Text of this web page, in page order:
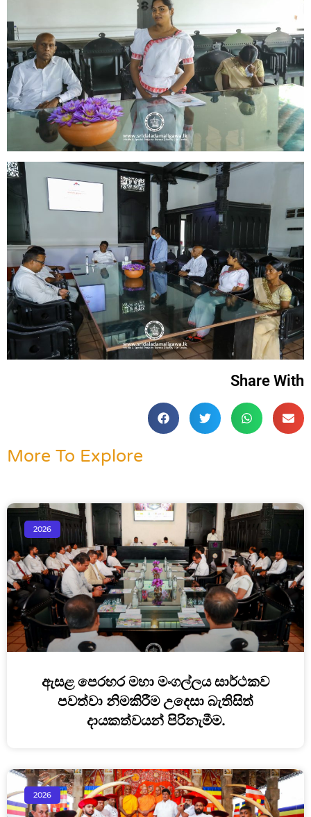
Share With
More To Explore
2026
ඇසළ පෙරහර මහා මංගල්ලය සාර්ථකව
පවත්වා නිමකිරීම උදෙසා බැතිසිත්
දායකත්වයන් පිරිනැමීම.
2026